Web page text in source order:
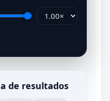
de resultados